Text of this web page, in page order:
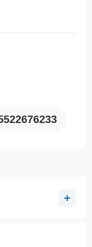
yes;L-glutamine: no.